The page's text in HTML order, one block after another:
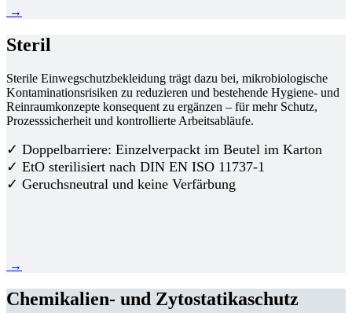
→
Steril
Sterile Einwegschutzbekleidung trägt dazu bei, mikrobiologische
Kontaminationsrisiken zu reduzieren und bestehende Hygiene- und
Reinraumkonzepte konsequent zu ergänzen – für mehr Schutz,
Prozesssicherheit und kontrollierte Arbeitsabläufe.
✓ Doppelbarriere: Einzelverpackt im Beutel im Karton
✓ EtO sterilisiert nach DIN EN ISO 11737-1
✓ Geruchsneutral und keine Verfärbung
→
Chemikalien- und Zytostatikaschutz